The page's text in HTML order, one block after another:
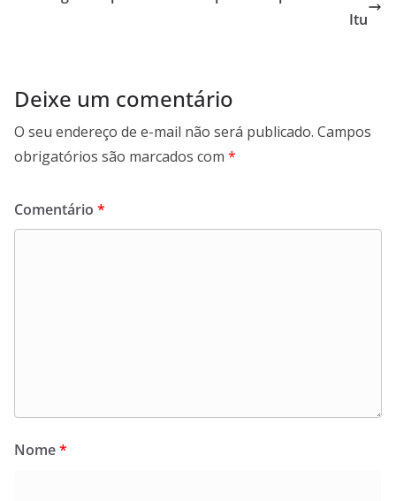
Itu
Deixe um comentário
O seu endereço de e-mail não será publicado. Campos
obrigatórios são marcados com *
Comentário *
Nome*